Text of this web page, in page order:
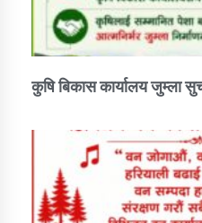
तातोपानी
तातोपानी
कुषि बिकास कार्यालय जुम्ला